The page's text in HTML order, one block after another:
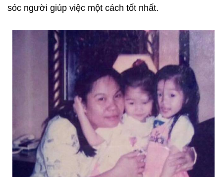
sóc người giúp việc một cách tốt nhất.